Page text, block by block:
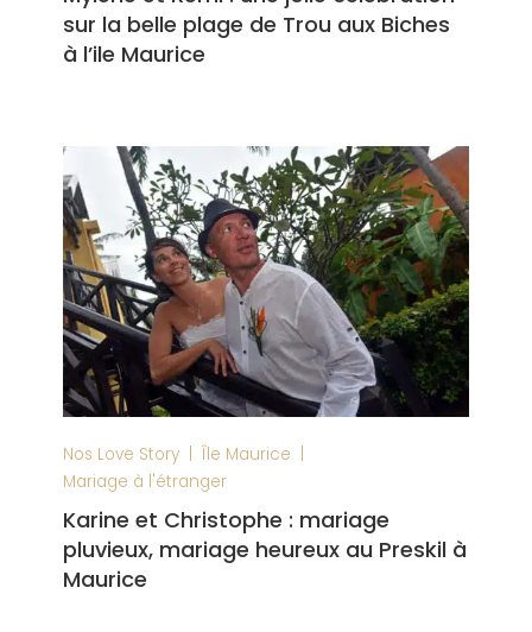
sur la belle plage de Trou aux Biches
à l’ile Maurice
Nos Love Story | Île Maurice |
Mariage à l'étranger
Karine et Christophe : mariage
pluvieux, mariage heureux au Preskil à
Maurice